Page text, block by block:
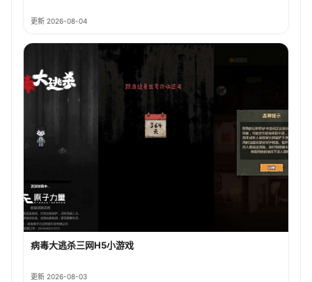
更新 2026-08-04
病毒大逃杀三网H5小游戏
更新 2026-08-03